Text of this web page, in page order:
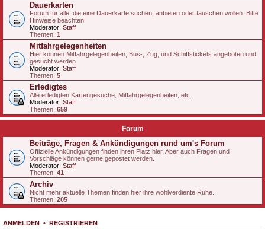
Dauerkarten
Forum für alle, die eine Dauerkarte suchen, anbieten oder tauschen wollen. Bitte
Hinweise beachten!
Moderator: Staff
Themen: 1
Mitfahrgelegenheiten
Hier können Mitfahrgelegenheiten, Bus-, Zug, und Schiffstickets angeboten und
gesucht werden
Moderator: Staff
Themen: 5
Erledigtes
Alle erledigten Kartengesuche, Mitfahrgelegenheiten, etc.
Moderator: Staff
Themen: 659
Forum
Beiträge, Fragen & Ankündigungen rund um's Forum
Offizielle Ankündigungen finden ihren Platz hier. Aber auch Fragen und
Vorschläge können gerne gepostet werden.
Moderator: Staff
Themen: 41
Archiv
Nicht mehr aktuelle Themen finden hier ihre wohlverdiente Ruhe.
Themen: 205
ANMELDEN • REGISTRIEREN